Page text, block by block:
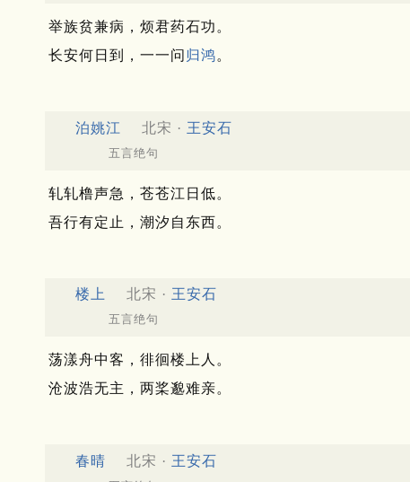
举族贫兼病，烦君药石功。
长安何日到，一一问 归鸿。
泊姚江 北宋 · 王安石
五言绝句
轧轧橹声急，苍苍江日低。
吾行有定止，潮汐自东西。
楼上 北宋 · 王安石
五言绝句
荡漾舟中客，徘徊楼上人。
沧波浩无主，两桨邈难亲。
春晴 北宋 · 王安石